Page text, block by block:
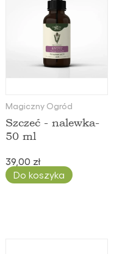
Magiczny Ogród
Szczeć - nalewka-
50 ml
39,00 zł
Do koszyka